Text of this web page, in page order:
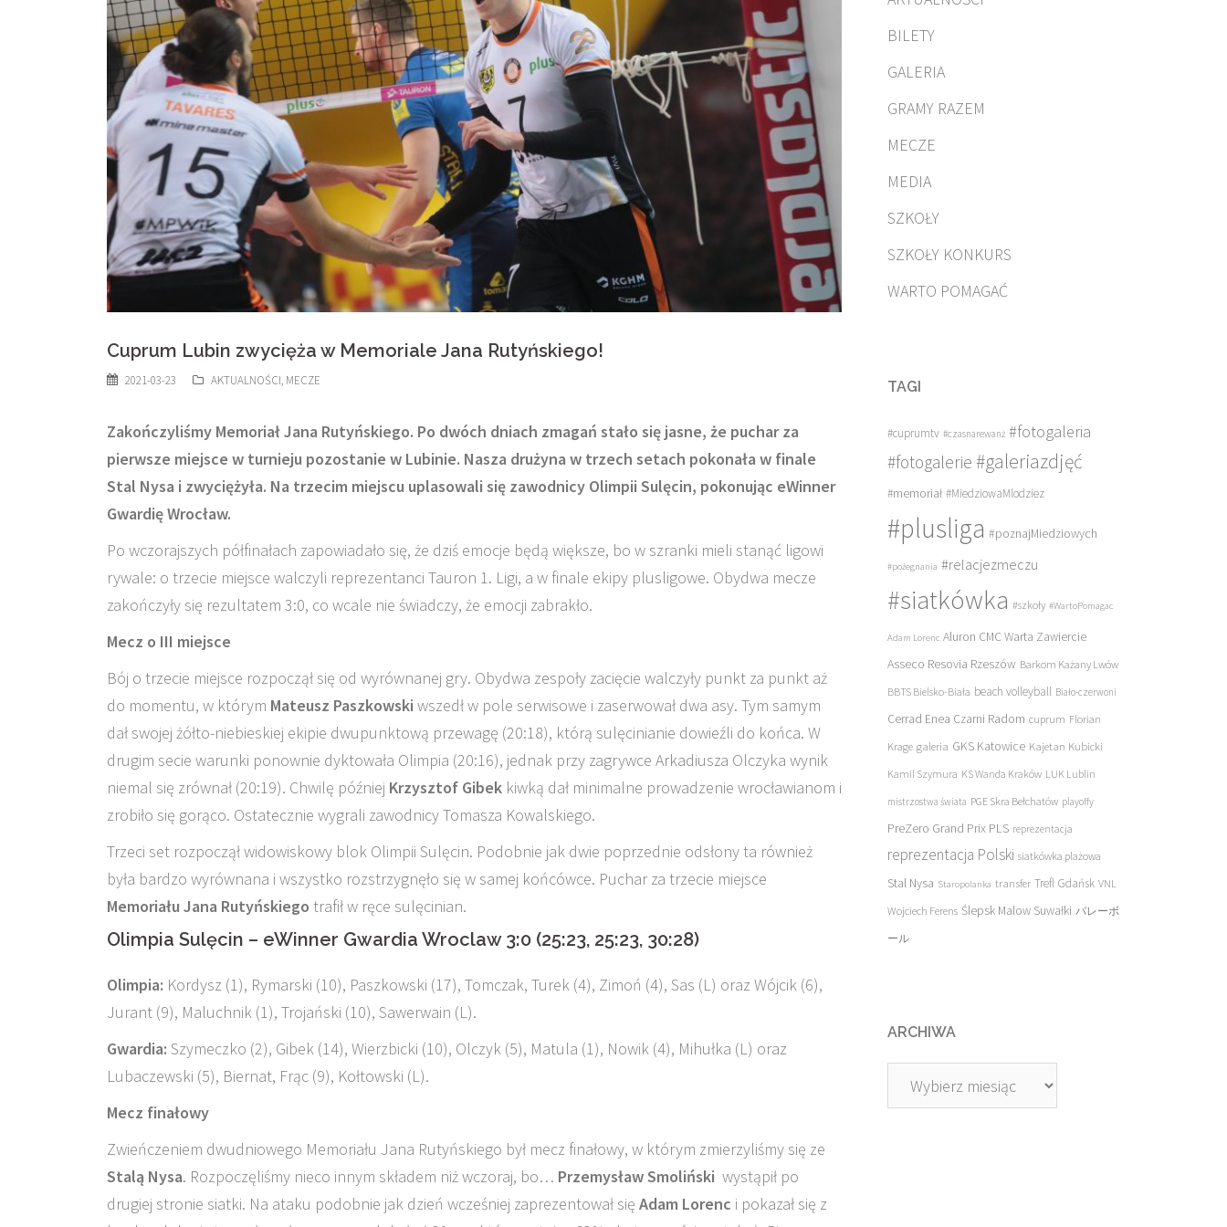
Cuprum Lubin zwycięża w Memoriale Jana Rutyńskiego!
2021-03-23 AKTUALNOŚCI, MECZE
Zakończyliśmy Memoriał Jana Rutyńskiego. Po dwóch dniach zmagań stało się jasne, że puchar za
pierwsze miejsce w turnieju pozostanie w Lubinie. Nasza drużyna w trzech setach pokonała w finale
Stal Nysa i zwyciężyła. Na trzecim miejscu uplasowali się zawodnicy Olimpii Sulęcin, pokonując eWinner
Gwardię Wrocław.
Po wczorajszych półfinałach zapowiadało się, że dziś emocje będą większe, bo w szranki mieli stanąć ligowi
rywale: o trzecie miejsce walczyli reprezentanci Tauron 1. Ligi, a w finale ekipy plusligowe. Obydwa mecze
zakończyły się rezultatem 3:0, co wcale nie świadczy, że emocji zabrakło.
Mecz o III miejsce
Bój o trzecie miejsce rozpoczął się od wyrównanej gry. Obydwa zespoły zacięcie walczyły punkt za punkt aż
do momentu, w którym Mateusz Paszkowski wszedł w pole serwisowe i zaserwował dwa asy. Tym samym
dał swojej żółto-niebieskiej ekipie dwupunktową przewagę (20:18), którą sulęcinianie dowieźli do końca. W
drugim secie warunki ponownie dyktowała Olimpia (20:16), jednak przy zagrywce Arkadiusza Olczyka wynik
niemal się zrównał (20:19). Chwilę później Krzysztof Gibek kiwką dał minimalne prowadzenie wrocławianom i
zrobiło się gorąco. Ostatecznie wygrali zawodnicy Tomasza Kowalskiego.
Trzeci set rozpoczął widowiskowy blok Olimpii Sulęcin. Podobnie jak dwie poprzednie odsłony ta również
była bardzo wyrównana i wszystko rozstrzygnęło się w samej końcówce. Puchar za trzecie miejsce
Memoriału Jana Rutyńskiego trafił w ręce sulęcinian.
Olimpia Sulęcin – eWinner Gwardia Wroclaw 3:0 (25:23, 25:23, 30:28)
Olimpia: Kordysz (1), Rymarski (10), Paszkowski (17), Tomczak, Turek (4), Zimoń (4), Sas (L) oraz Wójcik (6),
Jurant (9), Maluchnik (1), Trojański (10), Sawerwain (L).
Gwardia: Szymeczko (2), Gibek (14), Wierzbicki (10), Olczyk (5), Matula (1), Nowik (4), Mihułka (L) oraz
Lubaczewski (5), Biernat, Frąc (9), Kołtowski (L).
Mecz finałowy
Zwieńczeniem dwudniowego Memoriału Jana Rutyńskiego był mecz finałowy, w którym zmierzyliśmy się ze
Stalą Nysa. Rozpoczęliśmy nieco innym składem niż wczoraj, bo… Przemysław Smoliński wystąpił po
drugiej stronie siatki. Na ataku podobnie jak dzień wcześniej zaprezentował się Adam Lorenc i pokazał się z
BILETY
GALERIA
GRAMY RAZEM
MECZE
MEDIA
SZKOŁY
SZKOŁY KONKURS
WARTO POMAGAĆ
TAGI
#cuprumtv #czasnarewanż #fotogaleria
#fotogalerie #galeriazdjęć
#memoriał #MiedziowaMlodziez
#plusliga #poznajMiedziowych
#pożegnania #relacjezmeczu
#siatkówka #szkoły #WartoPomagac
Adam Lorenc Aluron CMC Warta Zawiercie
Asseco Resovia Rzeszów Barkom Każany Lwów
BBTS Bielsko-Biała beach volleyball Biało-czerwoni
Cerrad Enea Czarni Radom cuprum Florian
Krage galeria GKS Katowice Kajetan Kubicki
Kamil Szymura KS Wanda Kraków LUK Lublin
mistrzostwa świata PGE Skra Bełchatów playoffy
PreZero Grand Prix PLS reprezentacja
reprezentacja Polski siatkówka plażowa
Stal Nysa Staropolanka transfer Trefl Gdańsk VNL
Wojciech Ferens Ślepsk Malow Suwałki バレーボ
ール
ARCHIWA
Archiwa